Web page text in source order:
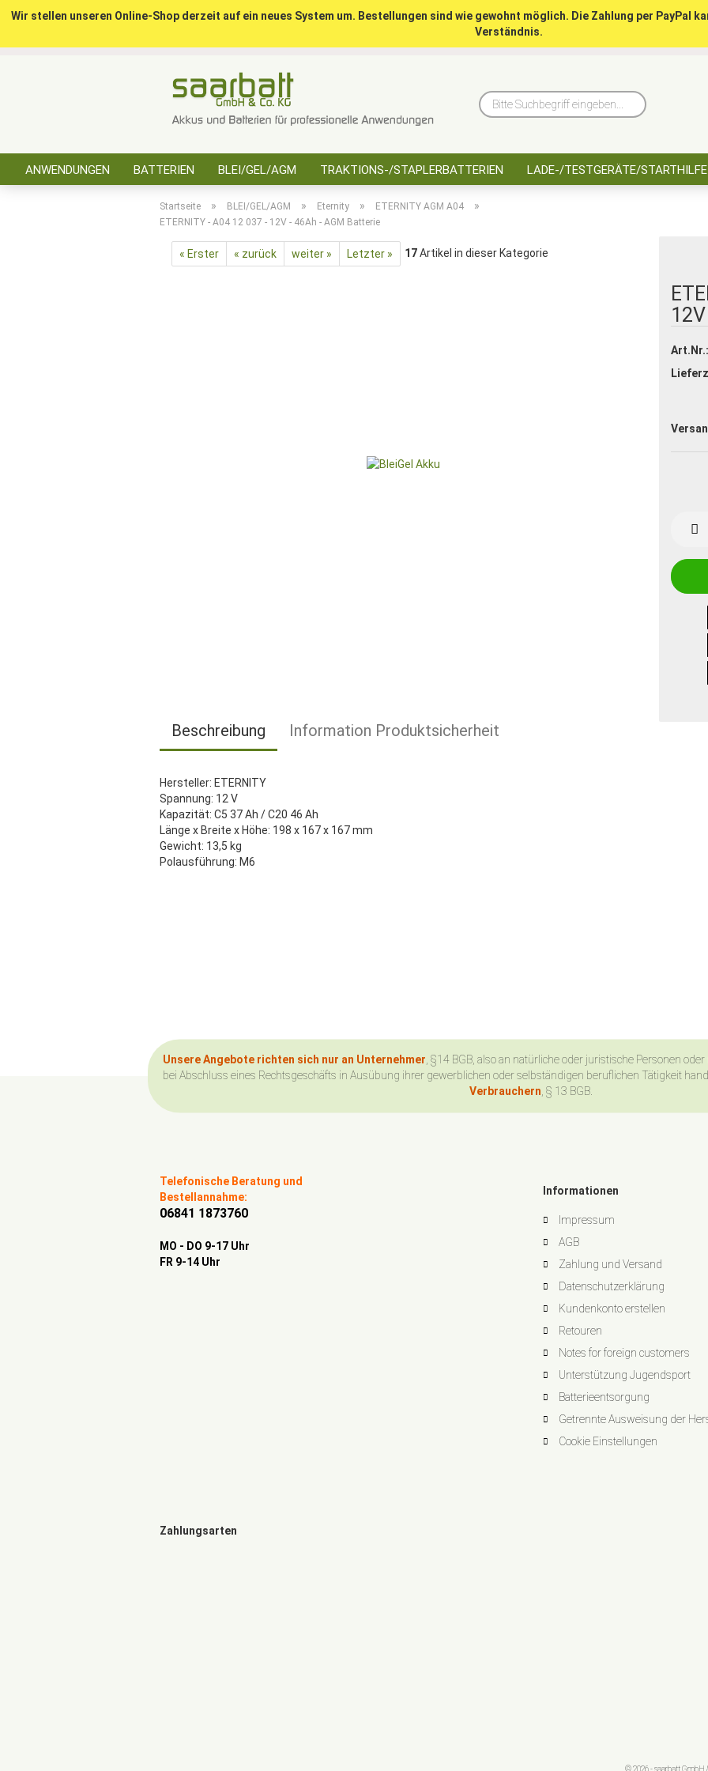
Bitte
Wir stellen unseren Online-Shop derzeit auf ein neues System um. Bestellungen sind wie gewohnt möglich. Die Zahlung per PayPal
Verständnis.
ANWENDUNGEN BATTERIEN BLEI/GEL/AGM TRAKTIONS-/STAPLERBATTERIEN LADE-/TESTGERÄTE/STARTHILFE
Startseite » BLEI/GEL/AGM » Eternity » ETERNITY AGM A04 »
ETERNITY - A04 12 037 - 12V - 46Ah - AGM Batterie
« Erster « zurück weiter » Letzter » 17Artikel in dieser Kategorie
Art.Nr.:
Beschreibung Information Produktsicherheit
Hersteller: ETERNITY
Spannung: 12 V
Kapazität: C5 37 Ah / C20 46 Ah
Länge x Breite x Höhe: 198 x 167 x 167 mm
Gewicht: 13,5 kg
Polausführung: M6
Unsere Angebote richten sich nur an Unternehmer , §14 BGB, also an natürliche oder juristische Personen
bei Abschluss eines Rechtsgeschäfts in Ausübung ihrer gewerblichen oder selbständigen beruflichen Tätigkeit
Verbrauchern , § 13 BGB.
Telefonische Beratung und
Bestellannahme:
06841 1873760
MO - DO 9-17 Uhr
FR 9-14 Uhr
Informationen
Impressum
AGB
Zahlung und Versand
Datenschutzerklärung
Kundenkonto erstellen
Retouren
Notes for foreign customers
Unterstützung Jugendsport
Batterieentsorgung
Getrennte Ausweisung der
Cookie Einstellungen
Zahlungsarten
© 2026 - saarbatt GmbH